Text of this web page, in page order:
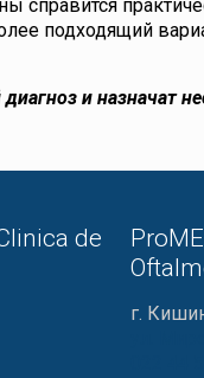
справится
подходящий
и назначат
de
г.